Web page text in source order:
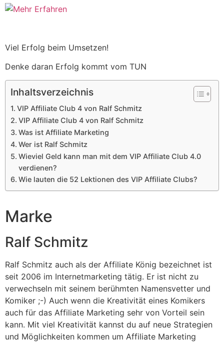
Viel Erfolg beim Umsetzen!
Denke daran Erfolg kommt vom TUN
Inhaltsverzeichnis
VIP Affiliate Club 4 von Ralf Schmitz
VIP Affiliate Club 4 von Ralf Schmitz
Was ist Affiliate Marketing
Wer ist Ralf Schmitz
Wieviel Geld kann man mit dem VIP Affiliate Club 4.0
verdienen?
Wie lauten die 52 Lektionen des VIP Affiliate Clubs?
Marke
Ralf Schmitz
Ralf Schmitz auch als der Affiliate König bezeichnet ist
seit 2006 im Internetmarketing tätig. Er ist nicht zu
verwechseln mit seinem berühmten Namensvetter und
Komiker ;-) Auch wenn die Kreativität eines Komikers
auch für das Affiliate Marketing sehr von Vorteil sein
kann. Mit viel Kreativität kannst du auf neue Strategien
und Möglichkeiten kommen um Affiliate Marketing